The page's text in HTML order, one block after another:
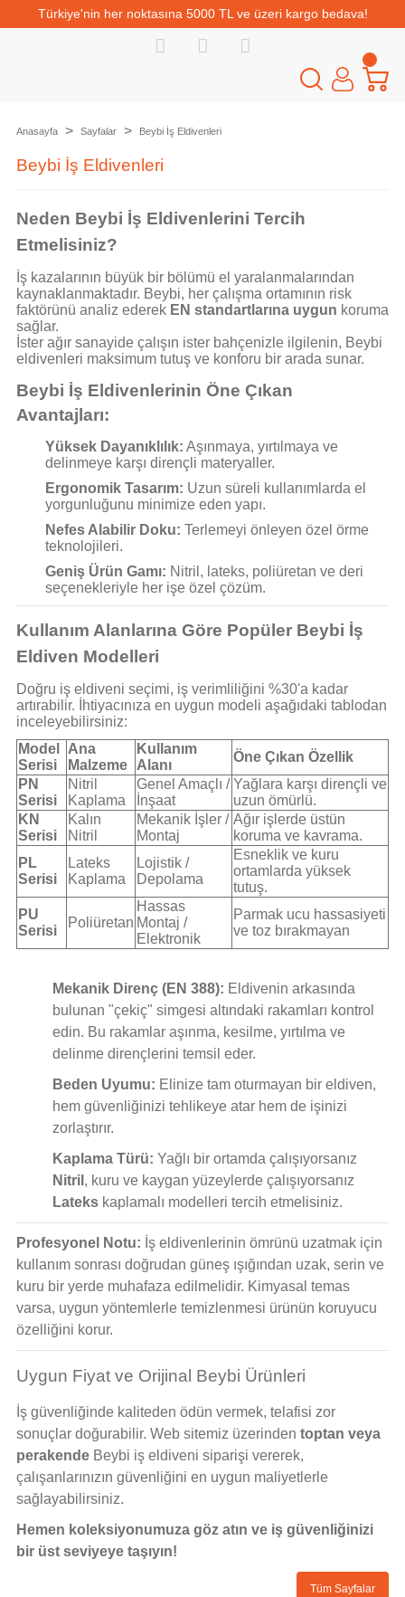
Türkiye'nin her noktasına 5000 TL ve üzeri kargo bedava!
Anasayfa Sayfalar Beybi İş Eldivenleri
Beybi İş Eldivenleri
Neden Beybi İş Eldivenlerini Tercih
Etmelisiniz?
İş kazalarının büyük bir bölümü el yaralanmalarından
kaynaklanmaktadır. Beybi, her çalışma ortamının risk
faktörünü analiz ederek EN standartlarına uygun koruma
sağlar.
İster ağır sanayide çalışın ister bahçenizle ilgilenin, Beybi
eldivenleri maksimum tutuş ve konforu bir arada sunar.
Beybi İş Eldivenlerinin Öne Çıkan
Avantajları:
Yüksek Dayanıklılık: Aşınmaya, yırtılmaya ve
delinmeye karşı dirençli materyaller.
Ergonomik Tasarım: Uzun süreli kullanımlarda el
yorgunluğunu minimize eden yapı.
Nefes Alabilir Doku: Terlemeyi önleyen özel örme
teknolojileri.
Geniş Ürün Gamı: Nitril, lateks, poliüretan ve deri
seçenekleriyle her işe özel çözüm.
Kullanım Alanlarına Göre Popüler Beybi İş
Eldiven Modelleri
Doğru iş eldiveni seçimi, iş verimliliğini %30'a kadar
artırabilir. İhtiyacınıza en uygun modeli aşağıdaki tablodan
inceleyebilirsiniz:
Model
Serisi
Ana
Malzeme
Kullanım
Alanı
Öne Çıkan Özellik
PN
Serisi
Nitril
Kaplama
Genel Amaçlı /
İnşaat
Yağlara karşı dirençli ve
uzun ömürlü.
KN
Serisi
Kalın
Nitril
Mekanik İşler /
Montaj
Ağır işlerde üstün
koruma ve kavrama.
PL
Serisi
Lateks
Kaplama
Lojistik /
Depolama
Esneklik ve kuru
ortamlarda yüksek
tutuş.
PU
Serisi
Poliüretan
Hassas
Montaj /
Elektronik
Parmak ucu hassasiyeti
ve toz bırakmayan
Mekanik Direnç (EN 388): Eldivenin arkasında
bulunan "çekiç" simgesi altındaki rakamları kontrol
edin. Bu rakamlar aşınma, kesilme, yırtılma ve
delinme dirençlerini temsil eder.
Beden Uyumu: Elinize tam oturmayan bir eldiven,
hem güvenliğinizi tehlikeye atar hem de işinizi
zorlaştırır.
Kaplama Türü: Yağlı bir ortamda çalışıyorsanız
Nitril , kuru ve kaygan yüzeylerde çalışıyorsanız
Lateks kaplamalı modelleri tercih etmelisiniz.
Profesyonel Notu: İş eldivenlerinin ömrünü uzatmak için
kullanım sonrası doğrudan güneş ışığından uzak, serin ve
kuru bir yerde muhafaza edilmelidir. Kimyasal temas
varsa, uygun yöntemlerle temizlenmesi ürünün koruyucu
özelliğini korur.
Uygun Fiyat ve Orijinal Beybi Ürünleri
İş güvenliğinde kaliteden ödün vermek, telafisi zor
sonuçlar doğurabilir. Web sitemiz üzerinden toptan veya
perakende Beybi iş eldiveni siparişi vererek,
çalışanlarınızın güvenliğini en uygun maliyetlerle
sağlayabilirsiniz.
Hemen koleksiyonumuza göz atın ve iş güvenliğinizi
bir üst seviyeye taşıyın!
Tüm Sayfalar